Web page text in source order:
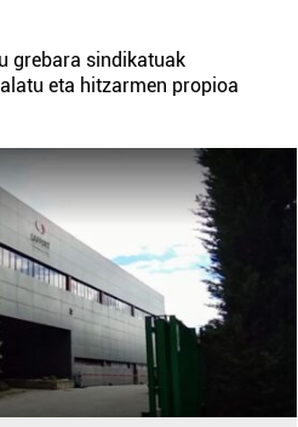
grebara sindikatuak
eta hitzarmen propioa